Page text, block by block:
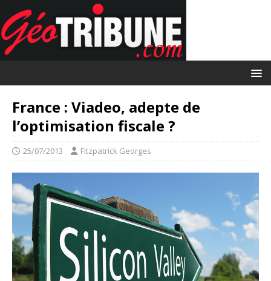
France : Viadeo, adepte de
l’optimisation fiscale ?
25/07/2013 Fitzpatrick Georges